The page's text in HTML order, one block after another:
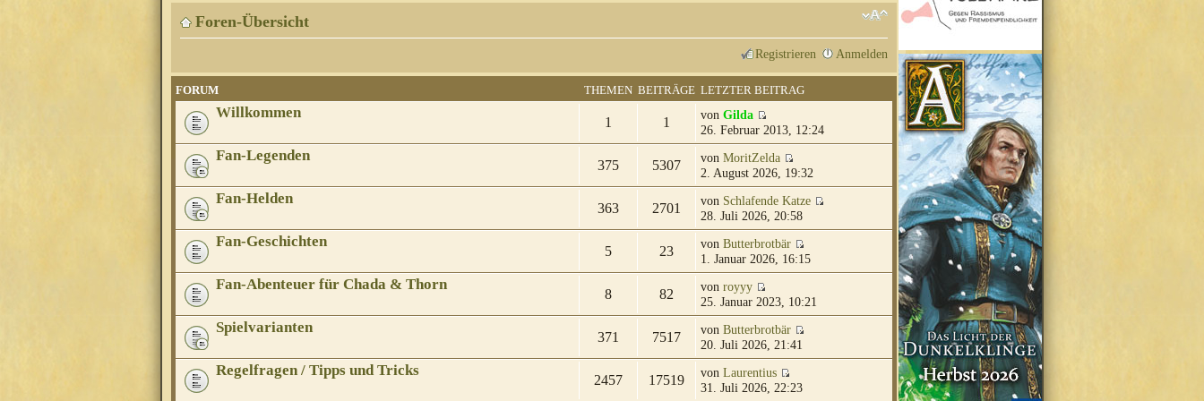
Foren-Übersicht
Registrieren Anmelden
FORUM THEMEN BEITRÄGE LETZTER BEITRAG
Willkommen
1 1 von Gilda
26. Februar 2013, 12:24
Fan-Legenden
375 5307 von MoritZelda
2. August 2026, 19:32
Fan-Helden
363 2701 von Schlafende Katze
28. Juli 2026, 20:58
Fan-Geschichten
5 23 von Butterbrotbär
1. Januar 2026, 16:15
Fan-Abenteuer für Chada & Thorn
8 82 von royyy
25. Januar 2023, 10:21
Spielvarianten
371 7517 von Butterbrotbär
20. Juli 2026, 21:41
Regelfragen / Tipps und Tricks
2457 17519 von Laurentius
31. Juli 2026, 22:23